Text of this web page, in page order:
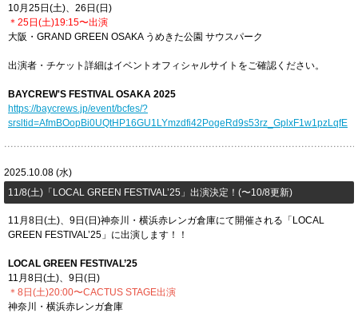
10月25日(土)、26日(日)
＊25日(土)19:15〜出演
大阪・GRAND GREEN OSAKA うめきた公園 サウスパーク
出演者・チケット詳細はイベントオフィシャルサイトをご確認ください。
BAYCREW'S FESTIVAL OSAKA 2025
https://baycrews.jp/event/bcfes/?
srsltid=AfmBOopBi0UQtHP16GU1LYmzdfi42PogeRd9s53rz_GplxF1w1pzLqfE
2025.10.08 (水)
11/8(土)「​LOCAL GREEN FESTIVAL’25」出演決定！(〜10/8更新)
11月8日(土)、9日(日)神奈川・横浜赤レンガ倉庫にて開催される「LOCAL
GREEN FESTIVAL’25」に出演します！！
LOCAL GREEN FESTIVAL’25
11月8日(土)、9日(日)
＊8日(土)20:00〜CACTUS STAGE出演
神奈川・横浜赤レンガ倉庫